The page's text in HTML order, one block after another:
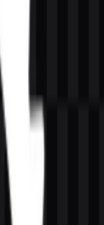
praktis, termasuk
dokumentasi,
Hitam menjadi
mendukung
Putih
aplikasi terbalik
orange digunakan
identitas yayasan,
dokumentasi